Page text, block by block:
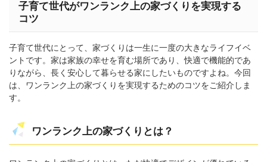
子育て世代がワンランク上の家づくりを実現する
コツ
子育て世代にとって、家づくりは一生に一度の大きなライフイベ
ントです。家は家族の幸せを育む場所であり、快適で機能的であ
りながら、長く安心して暮らせる家にしたいものですよね。今回
は、ワンランク上の家づくりを実現するためのコツをご紹介しま
す。
ワンランク上の家づくりとは？